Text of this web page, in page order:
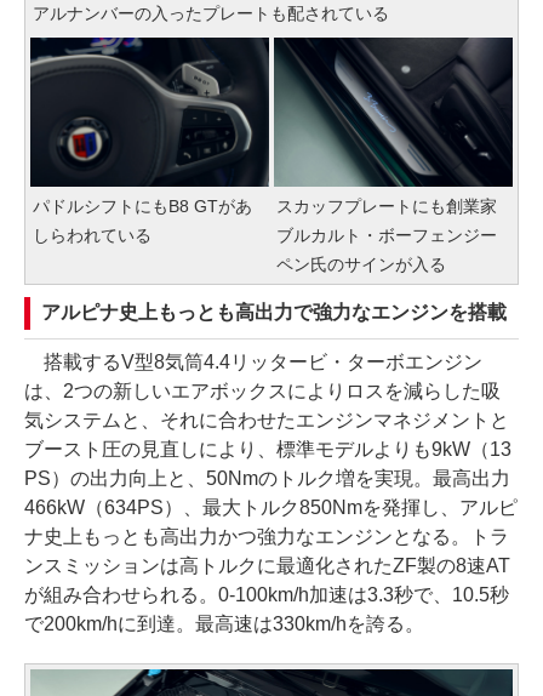
アルナンバーの入ったプレートも配されている
パドルシフトにもB8 GTがあ
しらわれている
スカッフプレートにも創業家
ブルカルト・ボーフェンジー
ペン氏のサインが入る
アルピナ史上もっとも高出力で強力なエンジンを搭載
搭載するV型8気筒4.4リッタービ・ターボエンジン
は、2つの新しいエアボックスによりロスを減らした吸
気システムと、それに合わせたエンジンマネジメントと
ブースト圧の見直しにより、標準モデルよりも9kW（13
PS）の出力向上と、50Nmのトルク増を実現。最高出力
466kW（634PS）、最大トルク850Nmを発揮し、アルピ
ナ史上もっとも高出力かつ強力なエンジンとなる。トラ
ンスミッションは高トルクに最適化されたZF製の8速AT
が組み合わせられる。0-100km/h加速は3.3秒で、10.5秒
で200km/hに到達。最高速は330km/hを誇る。